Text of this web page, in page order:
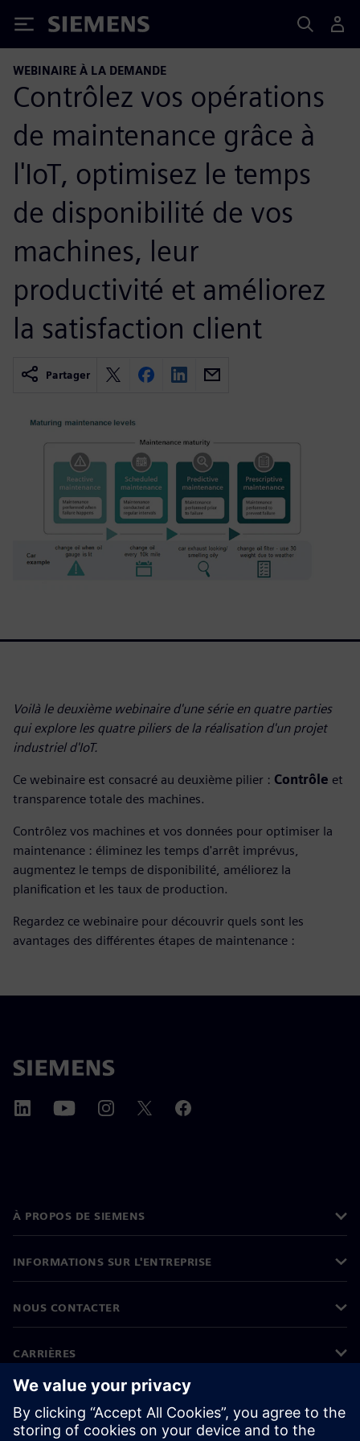
Siemens
WEBINAIRE À LA DEMANDE
Contrôlez vos opérations
de maintenance grâce à
l'IoT, optimisez le temps
de disponibilité de vos
machines, leur
productivité et améliorez
la satisfaction client
Partager
Voilà le deuxième webinaire d'une série en quatre parties
qui explore les quatre piliers de la réalisation d'un projet
industriel d'IoT.
Ce webinaire est consacré au deuxième pilier : Contrôle et
transparence totale des machines.
Contrôlez vos machines et vos données pour optimiser la
maintenance : éliminez les temps d'arrêt imprévus,
augmentez le temps de disponibilité, améliorez la
planification et les taux de production.
Regardez ce webinaire pour découvrir quels sont les
avantages des différentes étapes de maintenance :
À PROPOS DE SIEMENS
INFORMATIONS SUR L'ENTREPRISE
NOUS CONTACTER
CARRIÈRES
©Siemens 2026